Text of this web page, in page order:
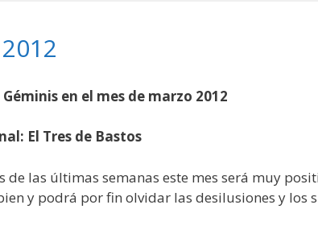
en el mes de marzo 2012
El Tres de Bastos
de las últimas semanas este mes será muy
y podrá por fin olvidar las desilusiones y los